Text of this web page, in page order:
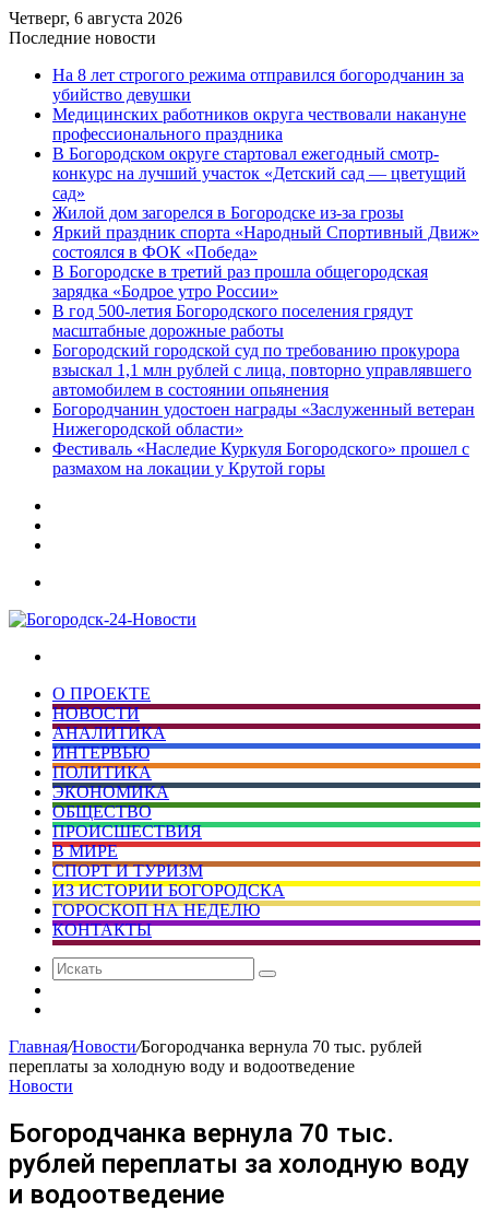
Четверг, 6 августа 2026
Последние новости
На 8 лет строгого режима отправился богородчанин за
убийство девушки
Медицинских работников округа чествовали накануне
профессионального праздника
В Богородском округе стартовал ежегодный смотр-
конкурс на лучший участок «Детский сад — цветущий
сад»
Жилой дом загорелся в Богородске из-за грозы
Яркий праздник спорта «Народный Спортивный Движ»
состоялся в ФОК «Победа»
В Богородске в третий раз прошла общегородская
зарядка «Бодрое утро России»
В год 500-летия Богородского поселения грядут
масштабные дорожные работы
️Богородский городской суд по требованию прокурора
взыскал 1,1 млн рублей с лица, повторно управлявшего
автомобилем в состоянии опьянения
Богородчанин удостоен награды «Заслуженный ветеран
Нижегородской области»
Фестиваль «Наследие Куркуля Богородского» прошел с
размахом на локации у Крутой горы
О ПРОЕКТЕ
НОВОСТИ
АНАЛИТИКА
ИНТЕРВЬЮ
ПОЛИТИКА
ЭКОНОМИКА
ОБЩЕСТВО
ПРОИСШЕСТВИЯ
В МИРЕ
СПОРТ И ТУРИЗМ
ИЗ ИСТОРИИ БОГОРОДСКА
ГОРОСКОП НА НЕДЕЛЮ
КОНТАКТЫ
Искать
Главная/Новости/Богородчанка вернула 70 тыс. рублей
переплаты за холодную воду и водоотведение
Новости
Богородчанка вернула 70 тыс.
рублей переплаты за холодную воду
и водоотведение